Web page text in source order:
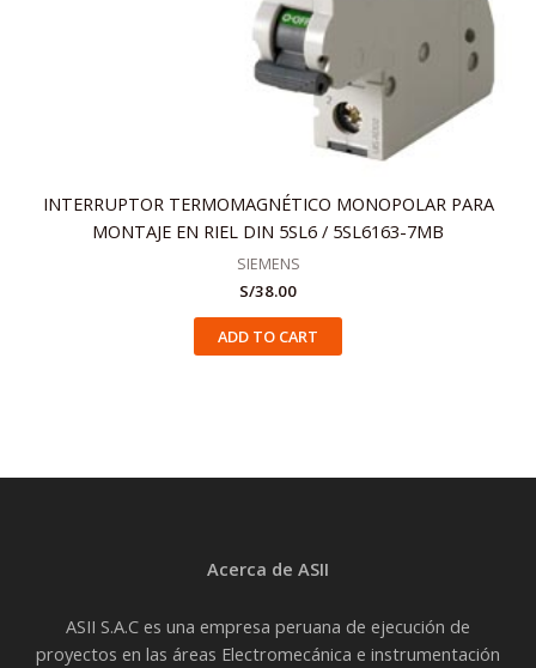
INTERRUPTOR TERMOMAGNÉTICO MONOPOLAR PARA
MONTAJE EN RIEL DIN 5SL6 / 5SL6163-7MB
SIEMENS
S/38.00
ADD TO CART
Acerca de ASII
ASII S.A.C es una empresa peruana de ejecución de
proyectos en las áreas Electromecánica e instrumentación